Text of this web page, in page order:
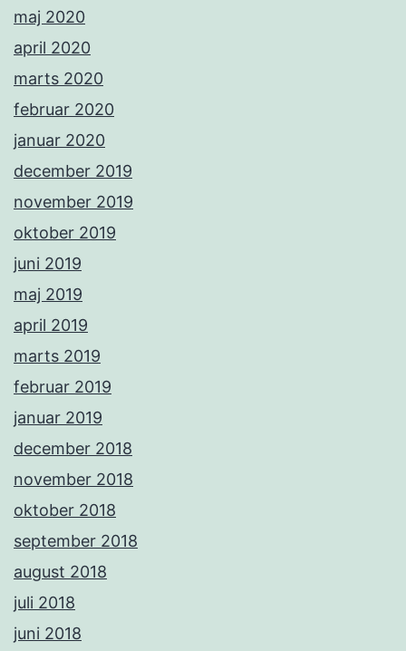
maj 2020
april 2020
marts 2020
februar 2020
januar 2020
december 2019
november 2019
oktober 2019
juni 2019
maj 2019
april 2019
marts 2019
februar 2019
januar 2019
december 2018
november 2018
oktober 2018
september 2018
august 2018
juli 2018
juni 2018